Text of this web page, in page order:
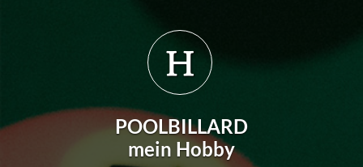
POOLBILLARD
mein Hobby